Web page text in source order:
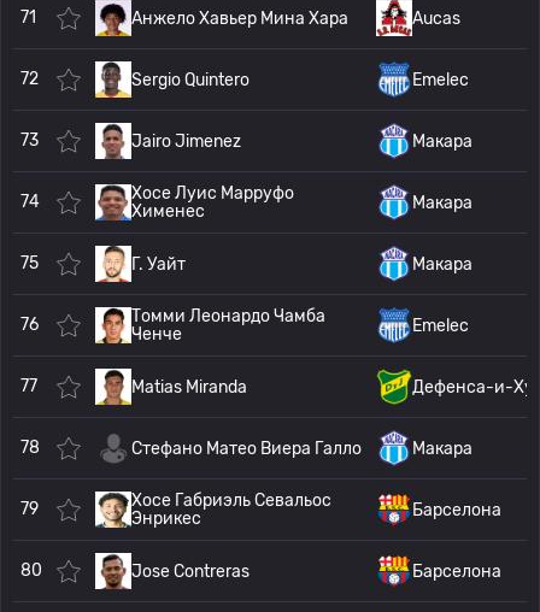
71 Анжело Хавьер Мина Хара Aucas
72 Sergio Quintero Emelec
73 Jairo Jimenez Макара
74
Хосе Луис Марруфо
Хименес
Макара
75 Г. Уайт Макара
76
Томми Леонардо Чамба
Ченче
Emelec
77 Matias Miranda Дефенса-и-
78 Стефано Матео Виера Галло Макара
79
Хосе Габриэль Севальос
Энрикес
Барселона
80 Jose Contreras Барселона